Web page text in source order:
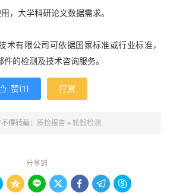
大学科研论文数据需求。
有限公司可依据国家标准或行业标准，
的检测及技术咨询服务。
赞(1) 打赏
得转载： 质检报告 » 轮毂检测
分享到
     